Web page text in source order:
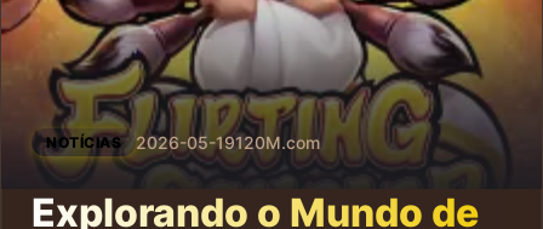
NOTÍCIAS 2026-05-19120M.com
Explorando o Mundo de